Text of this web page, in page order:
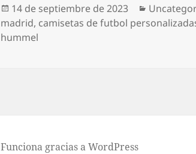
Publicado
el
14 de septiembre de 2023
madrid, camisetas de futbol
hummel
Funciona gracias a WordPress